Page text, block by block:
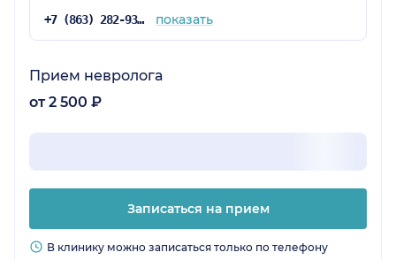
+7 (863) 282-93-77 показать
Прием невролога
от 2 500 ₽
Записаться на прием
В клинику можно записаться только по телефону